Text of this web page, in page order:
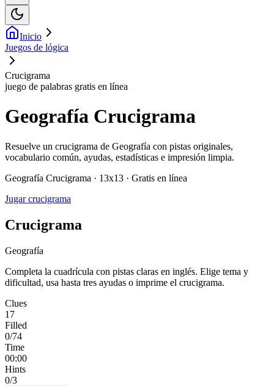
Inicio
Juegos de lógica
Crucigrama
juego de palabras gratis en línea
Geografía Crucigrama
Resuelve un crucigrama de Geografía con pistas originales,
vocabulario común, ayudas, estadísticas e impresión limpia.
Geografía Crucigrama · 13x13 · Gratis en línea
Jugar crucigrama
Crucigrama
Geografía
Completa la cuadrícula con pistas claras en inglés. Elige tema y
dificultad, usa hasta tres ayudas o imprime el crucigrama.
Clues
17
Filled
0/74
Time
00:00
Hints
0/3